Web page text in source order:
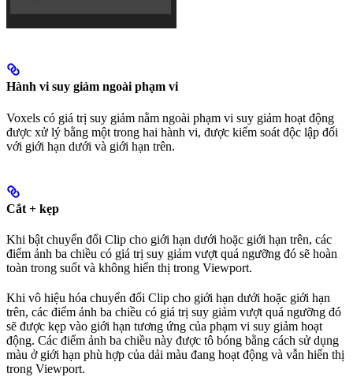
Hành vi suy giảm ngoài phạm vi
Voxels có giá trị suy giảm nằm ngoài phạm vi suy giảm hoạt động
được xử lý bằng một trong hai hành vi, được kiểm soát độc lập đối
với giới hạn dưới và giới hạn trên.
Cắt + kẹp
Khi bật chuyển đổi Clip cho giới hạn dưới hoặc giới hạn trên, các
điểm ảnh ba chiều có giá trị suy giảm vượt quá ngưỡng đó sẽ hoàn
toàn trong suốt và không hiển thị trong Viewport.
Khi vô hiệu hóa chuyển đổi Clip cho giới hạn dưới hoặc giới hạn
trên, các điểm ảnh ba chiều có giá trị suy giảm vượt quá ngưỡng đó
sẽ được kẹp vào giới hạn tương ứng của phạm vi suy giảm hoạt
động. Các điểm ảnh ba chiều này được tô bóng bằng cách sử dụng
màu ở giới hạn phù hợp của dải màu đang hoạt động và vẫn hiển thị
trong Viewport.